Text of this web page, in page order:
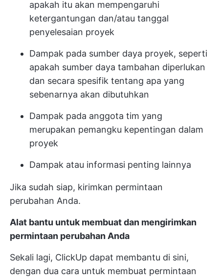
apakah itu akan mempengaruhi
ketergantungan dan/atau tanggal
penyelesaian proyek
Dampak pada sumber daya proyek, seperti
apakah sumber daya tambahan diperlukan
dan secara spesifik tentang apa yang
sebenarnya akan dibutuhkan
Dampak pada anggota tim yang
merupakan pemangku kepentingan dalam
proyek
Dampak atau informasi penting lainnya
Jika sudah siap, kirimkan permintaan
perubahan Anda.
Alat bantu untuk membuat dan mengirimkan
permintaan perubahan Anda
Sekali lagi, ClickUp dapat membantu di sini,
dengan dua cara untuk membuat permintaan